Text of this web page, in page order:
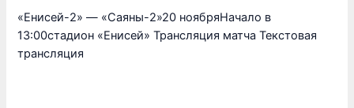
«Енисей-2» — «Саяны-2»20 ноябряНачало в
13:00стадион «Енисей» Трансляция матча Текстовая
трансляция